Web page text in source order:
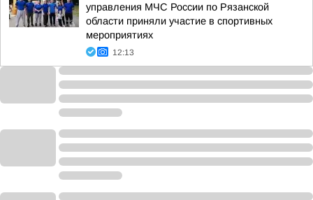
управления МЧС России по Рязанской
области приняли участие в спортивных
мероприятиях
12:13